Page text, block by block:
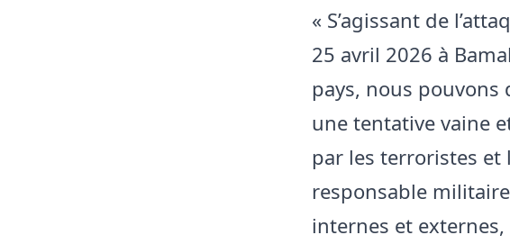
« S’agissant de
25 avril 2026 à
pays, nous pouvons
une tentative vaine
par les terroristes et
responsable
internes et